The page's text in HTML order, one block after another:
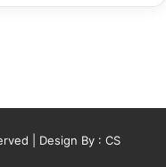
| Design By : CS